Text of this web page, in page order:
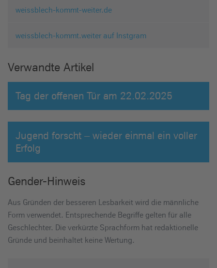
weissblech-kommt-weiter.de
weissblech-kommt.weiter auf Instgram
Verwandte Artikel
Tag der offenen Tür am 22.02.2025
Jugend forscht – wieder einmal ein voller
Erfolg
Gender-Hinweis
Aus Gründen der besseren Lesbarkeit wird die männliche
Form verwendet. Entsprechende Begriffe gelten für alle
Geschlechter. Die verkürzte Sprachform hat redaktionelle
Gründe und beinhaltet keine Wertung.